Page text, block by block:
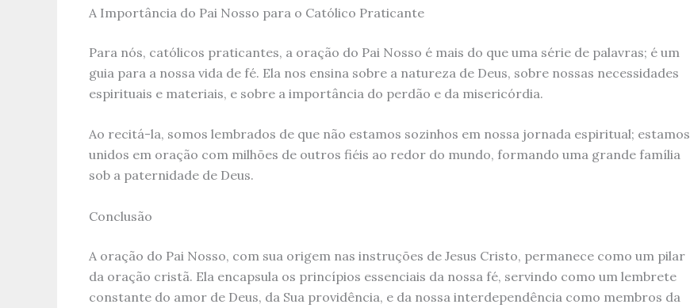
A Importância do Pai Nosso para o Católico Praticante
Para nós, católicos praticantes, a oração do Pai Nosso é mais do que uma série de palavras; é um
guia para a nossa vida de fé. Ela nos ensina sobre a natureza de Deus, sobre nossas necessidades
espirituais e materiais, e sobre a importância do perdão e da misericórdia.
Ao recitá-la, somos lembrados de que não estamos sozinhos em nossa jornada espiritual; estamos
unidos em oração com milhões de outros fiéis ao redor do mundo, formando uma grande família
sob a paternidade de Deus.
Conclusão
A oração do Pai Nosso, com sua origem nas instruções de Jesus Cristo, permanece como um pilar
da oração cristã. Ela encapsula os princípios essenciais da nossa fé, servindo como um lembrete
constante do amor de Deus, da Sua providência, e da nossa interdependência como membros da